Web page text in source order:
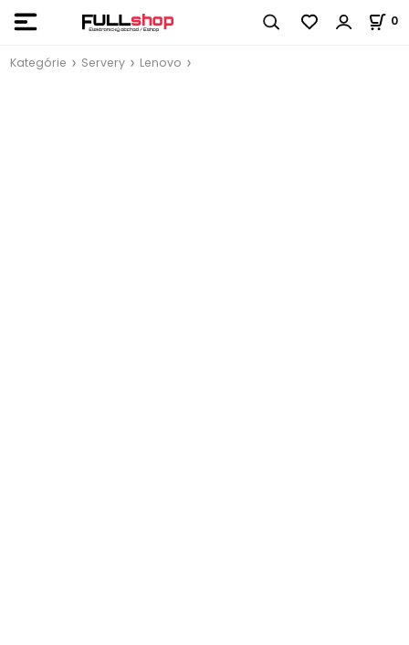
0
Kategórie Servery Lenovo